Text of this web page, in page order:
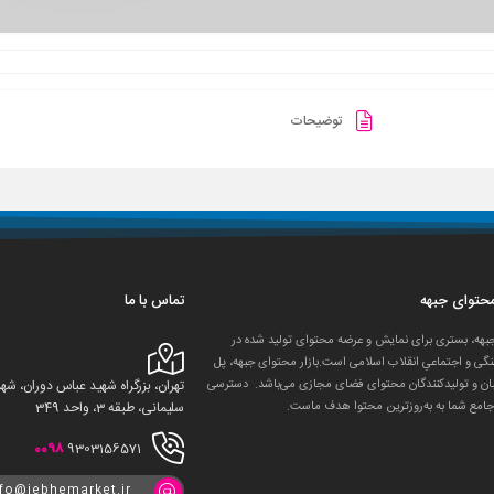
توضیحات
محتوای جبهه
بستری برای نمایش و عرضه محتوای تولید شده در
و اجتماعیِ انقلاب اسلامی است.بازار محتوای جبهه، پل
و تولید‌کنندگان محتوای فضای مجازی می‌باشد. دسترسی
شما به به‌روزترین محتوا هدف ماست.
تماس با ما
تهران، بزرگراه شهید عباس
سلیمانی، طبقه 3، واحد 349
0098 9303156571